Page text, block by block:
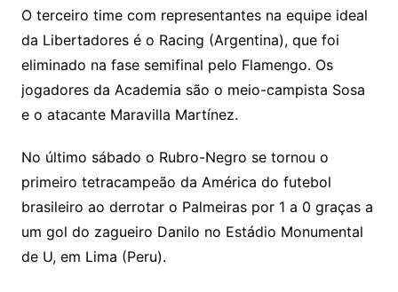
O terceiro time com representantes na equipe ideal
da Libertadores é o Racing (Argentina), que foi
eliminado na fase semifinal pelo Flamengo. Os
jogadores da Academia são o meio-campista Sosa
e o atacante Maravilla Martínez.
No último sábado o Rubro-Negro se tornou o
primeiro tetracampeão da América do futebol
brasileiro ao derrotar o Palmeiras por 1 a 0 graças a
um gol do zagueiro Danilo no Estádio Monumental
de U, em Lima (Peru).